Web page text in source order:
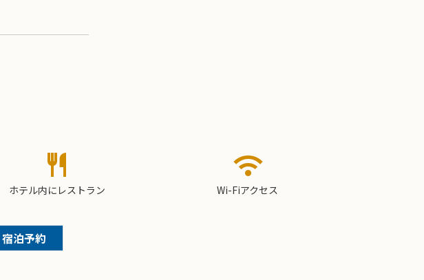
restaurant
ホテル内にレストラン
wifi
Wi-Fiアクセス
宿泊予約